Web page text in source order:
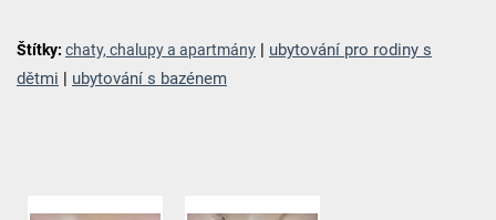
Štítky: chaty, chalupy a apartmány| ubytování pro rodiny s
dětmi | ubytování s bazénem